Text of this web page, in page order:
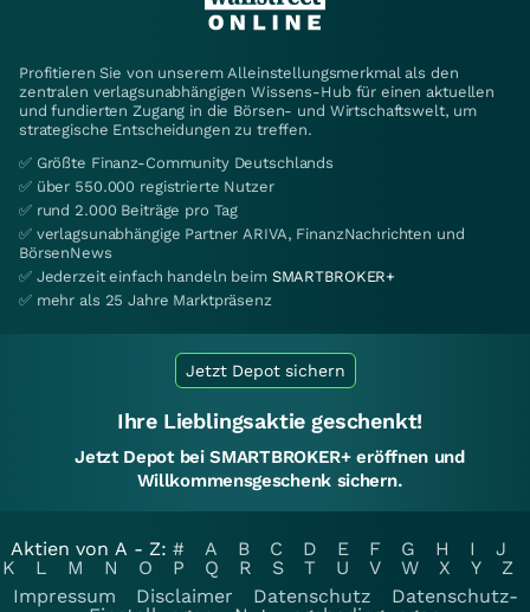
Profitieren Sie von unserem Alleinstellungsmerkmal als den
zentralen verlagsunabhängigen Wissens-Hub für einen aktuellen
und fundierten Zugang in die Börsen- und Wirtschaftswelt, um
strategische Entscheidungen zu treffen.
✅ Größte Finanz-Community Deutschlands
✅ über 550.000 registrierte Nutzer
✅ rund 2.000 Beiträge pro Tag
✅ verlagsunabhängige Partner ARIVA, FinanzNachrichten und
BörsenNews
✅ Jederzeit einfach handeln beim SMARTBROKER+
✅ mehr als 25 Jahre Marktpräsenz
Jetzt Depot sichern
Ihre Lieblingsaktie geschenkt!
Jetzt Depot bei SMARTBROKER+ eröffnen und
Willkommensgeschenk sichern.
Aktien von A - Z: # A B C D E F G H I
J
K
L M N O P Q R S T U V W X Y
Z
Impressum
Disclaimer Datenschutz
Datenschutz-